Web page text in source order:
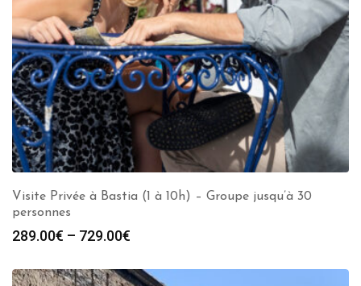
Visite Privée à Bastia (1 à 10h) – Groupe jusqu’à 30
personnes
289.00€ – 729.00€